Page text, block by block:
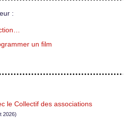
:
un film
le Collectif des associations
2026)